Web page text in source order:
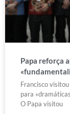
Papa reforça
Francisco
para
O Papa visitou